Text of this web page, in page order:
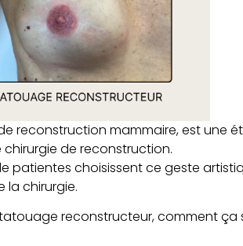
reconstruction mammaire, est une
de reconstruction.
patientes choisissent ce geste
la chirurgie.
reconstructeur, comment ça